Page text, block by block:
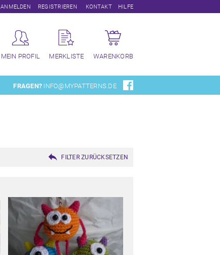
ANMELDEN
Navigation
überspringen
REGISTRIEREN KONTAKT HILFE
MEIN PROFIL MERKLISTE WARENKORB
FRAGEN? INFO@MYPATTERNS.DE
FILTER ZURÜCKSETZEN